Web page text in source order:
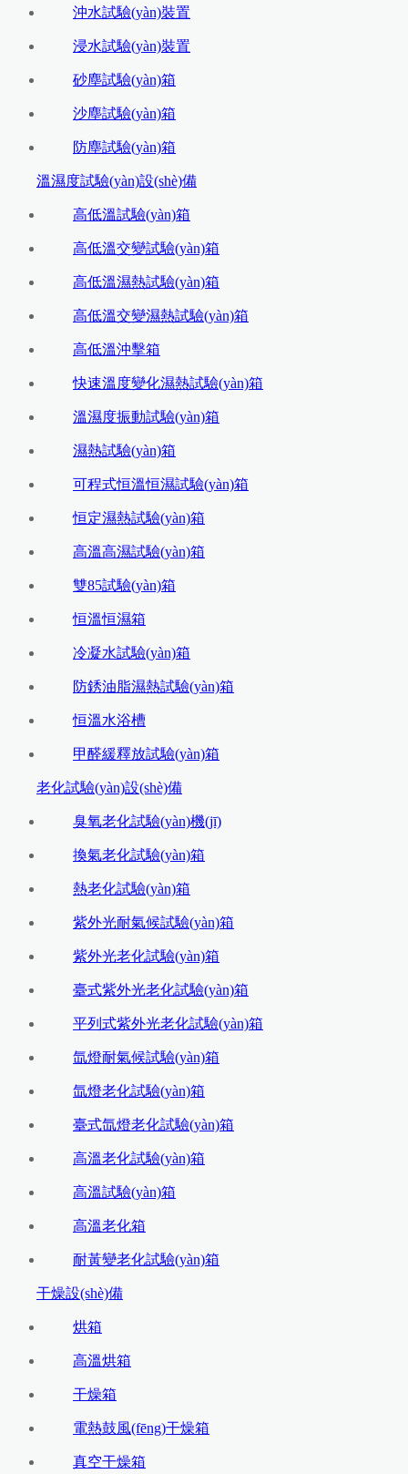
沖水試驗(yàn)裝置
浸水試驗(yàn)裝置
砂塵試驗(yàn)箱
沙塵試驗(yàn)箱
防塵試驗(yàn)箱
溫濕度試驗(yàn)設(shè)備
高低溫試驗(yàn)箱
高低溫交變試驗(yàn)箱
高低溫濕熱試驗(yàn)箱
高低溫交變濕熱試驗(yàn)箱
高低溫沖擊箱
快速溫度變化濕熱試驗(yàn)箱
溫濕度振動試驗(yàn)箱
濕熱試驗(yàn)箱
可程式恒溫恒濕試驗(yàn)箱
恒定濕熱試驗(yàn)箱
高溫高濕試驗(yàn)箱
雙85試驗(yàn)箱
恒溫恒濕箱
冷凝水試驗(yàn)箱
防銹油脂濕熱試驗(yàn)箱
恒溫水浴槽
甲醛緩釋放試驗(yàn)箱
老化試驗(yàn)設(shè)備
臭氧老化試驗(yàn)機(jī)
換氣老化試驗(yàn)箱
熱老化試驗(yàn)箱
紫外光耐氣候試驗(yàn)箱
紫外光老化試驗(yàn)箱
臺式紫外光老化試驗(yàn)箱
平列式紫外光老化試驗(yàn)箱
氙燈耐氣候試驗(yàn)箱
氙燈老化試驗(yàn)箱
臺式氙燈老化試驗(yàn)箱
高溫老化試驗(yàn)箱
高溫試驗(yàn)箱
高溫老化箱
耐黃變老化試驗(yàn)箱
干燥設(shè)備
烘箱
高溫烘箱
干燥箱
電熱鼓風(fēng)干燥箱
真空干燥箱